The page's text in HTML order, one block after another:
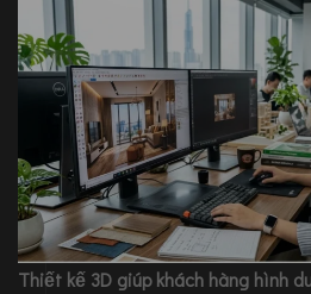
Thiết kế 3D giúp khách hàng hình